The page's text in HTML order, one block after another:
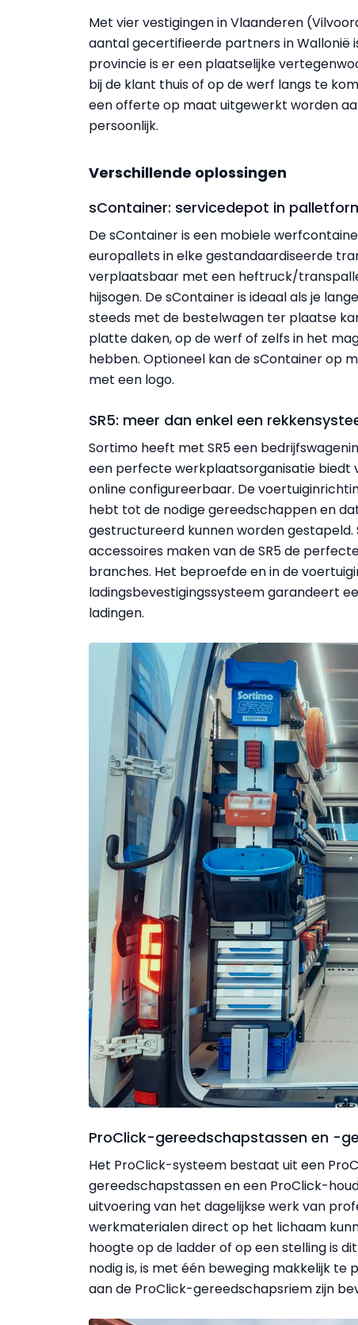
Met vier vestigingen in Vlaanderen
aantal gecertifieerde partners in Wallonië
provincie is er een plaatselijke
bij de klant thuis of op de werf langs te
een offerte op maat uitgewerkt worden
persoonlijk.
Verschillende oplossingen
sContainer: servicedepot in
De sContainer is een mobiele
europallets in elke gestandaardiseerde
verplaatsbaar met een heftruck/
hijsogen. De sContainer is ideaal als je
steeds met de bestelwagen ter plaatse
platte daken, op de werf of zelfs in het
hebben. Optioneel kan de sContainer op
met een logo.
SR5: meer dan enkel een
Sortimo heeft met SR5 een
een perfecte werkplaatsorganisatie biedt
online configureerbaar. De
hebt tot de nodige gereedschappen en
gestructureerd kunnen worden gestapeld.
accessoires maken van de SR5 de
branches. Het beproefde en in de
ladingsbevestigingssysteem garandeert
ladingen.
ProClick-gereedschapstassen en -
Het ProClick-systeem bestaat uit een
gereedschapstassen en een ProClick-
uitvoering van het dagelijkse werk van
werkmaterialen direct op het lichaam
hoogte op de ladder of op een stelling is
nodig is, is met één beweging makkelijk
aan de ProClick-gereedschapsriem zijn